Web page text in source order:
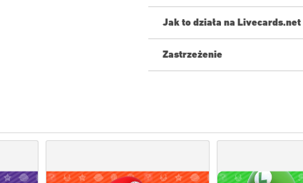
Jak to działa na Livecards.net
Nowy na Livecards.net?
Zastrzeżenie
Zakupy uznane za
Kupujesz tylko produkt
naszego formularzaKontakt.